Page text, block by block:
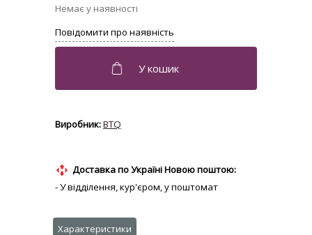
BTQ
Доставка по Україні Новою поштою:
- У відділення, кур'єром, у поштомат